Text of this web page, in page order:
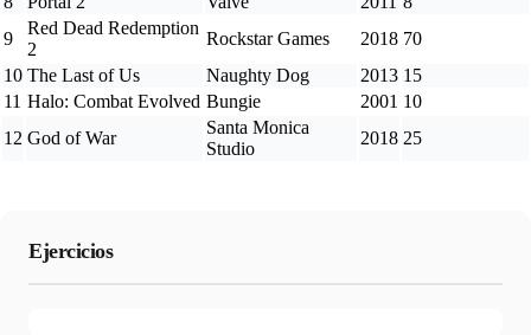
9
Red Dead Redemption
2
Rockstar Games 2018 70
10 The Last of Us Naughty Dog 2013 15
11 Halo: Combat Evolved Bungie 2001 10
12 God of War
Santa Monica
Studio
2018 25
Ejercicios